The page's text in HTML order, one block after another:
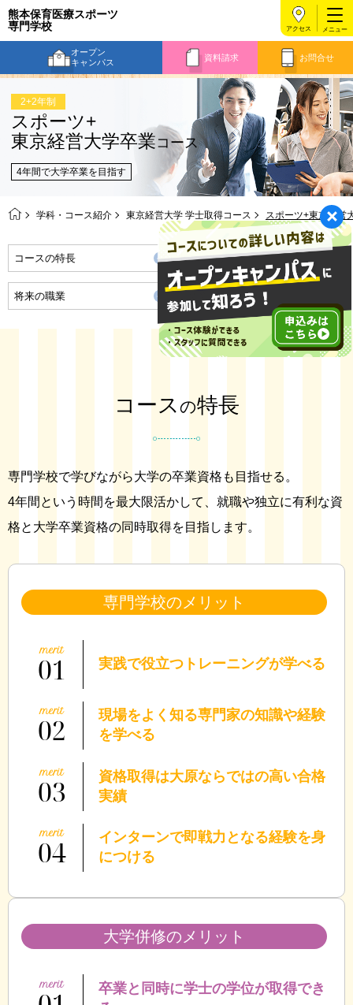
熊本保育医療スポーツ
専門学校
オープン
キャンパス
資料請求 お問合せ
アクセス
2+2年制
スポーツ+
東京経営大学卒業コース
4年間で大学卒業を目指す
学科・コース紹介 東京経営大学 学士取得コース スポーツ+東京経営
コースの特長 モデルプラン
将来の職業 卒業までの流れ
コースの特長
専門学校で学びながら大学の卒業資格も目指せる。
4年間という時間を最大限活かして、就職や独立に有利な資
格と大学卒業資格の同時取得を目指します。
専門学校のメリット
01 実践で役立つトレーニングが学べる
02
現場をよく知る専門家の知識や経験
を学べる
03
資格取得は大原ならではの高い合格
実績
04
インターンで即戦力となる経験を身
につける
大学併修のメリット
卒業と同時に学士の学位が取得でき